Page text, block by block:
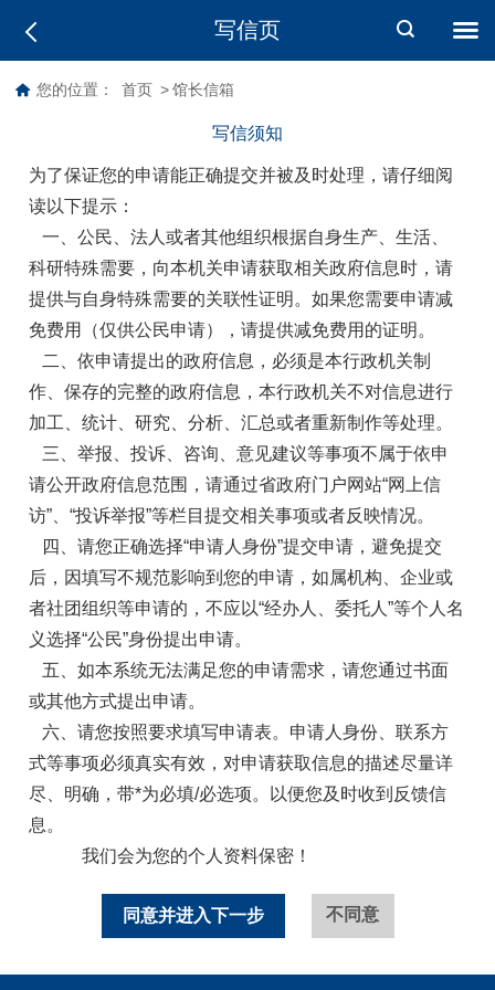
写信页
您的位置： 首页 > 馆长信箱
写信须知
为了保证您的申请能正确提交并被及时处理，请仔细阅
读以下提示：
一、公民、法人或者其他组织根据自身生产、生活、
科研特殊需要，向本机关申请获取相关政府信息时，请
提供与自身特殊需要的关联性证明。如果您需要申请减
免费用（仅供公民申请），请提供减免费用的证明。
二、依申请提出的政府信息，必须是本行政机关制
作、保存的完整的政府信息，本行政机关不对信息进行
加工、统计、研究、分析、汇总或者重新制作等处理。
三、举报、投诉、咨询、意见建议等事项不属于依申
请公开政府信息范围，请通过省政府门户网站“网上信
访”、“投诉举报”等栏目提交相关事项或者反映情况。
四、请您正确选择“申请人身份”提交申请，避免提交
后，因填写不规范影响到您的申请，如属机构、企业或
者社团组织等申请的，不应以“经办人、委托人”等个人名
义选择“公民”身份提出申请。
五、如本系统无法满足您的申请需求，请您通过书面
或其他方式提出申请。
六、请您按照要求填写申请表。申请人身份、联系方
式等事项必须真实有效，对申请获取信息的描述尽量详
尽、明确，带*为必填/必选项。以便您及时收到反馈信
息。
我们会为您的个人资料保密！